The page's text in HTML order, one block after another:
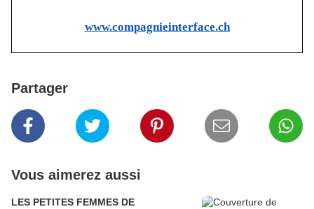
www.compagnieinterface.ch
Partager
Vous aimerez aussi
LES PETITES FEMMES DE